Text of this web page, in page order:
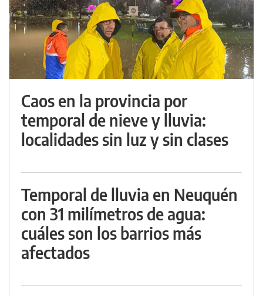
Caos en la provincia por
temporal de nieve y lluvia:
localidades sin luz y sin clases
Temporal de lluvia en Neuquén
con 31 milímetros de agua:
cuáles son los barrios más
afectados